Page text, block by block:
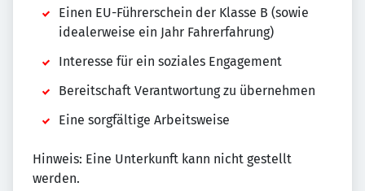
Einen EU-Führerschein der Klasse B (sowie
idealerweise ein Jahr Fahrerfahrung)
Interesse für ein soziales Engagement
Bereitschaft Verantwortung zu übernehmen
Eine sorgfältige Arbeitsweise
Hinweis: Eine Unterkunft kann nicht gestellt
werden.